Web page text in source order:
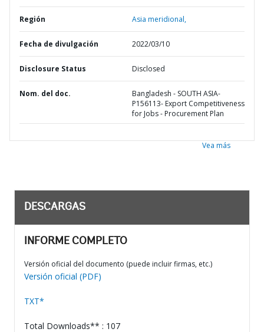
Región Asia meridional,
Fecha de divulgación 2022/03/10
Disclosure Status Disclosed
Nom. del doc.
Bangladesh - SOUTH ASIA-
P156113- Export Competitiveness
for Jobs - Procurement Plan
Vea más
DESCARGAS
INFORME COMPLETO
Versión oficial del documento (puede incluir firmas, etc.)
Versión oficial (PDF)
TXT*
Total Downloads** : 107